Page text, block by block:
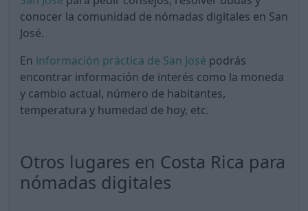
conocer la comunidad de nómadas digitales en San
José.
En información práctica de San José podrás
encontrar información de interés como la moneda
y cambio actual, número de habitantes,
temperatura y humedad de hoy, etc.
Otros lugares en Costa Rica para
nómadas digitales